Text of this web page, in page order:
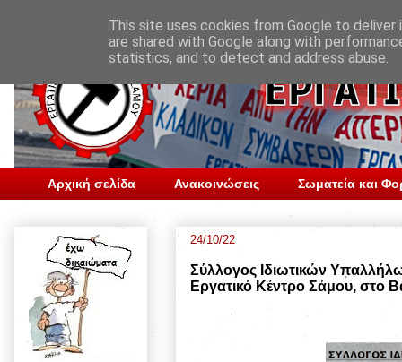
Αρχική σελίδα Ανακοινώσεις Σωματεία και
24/10/22
Σύλλογος Ιδιωτικών
Εργατικό Κέντρο Σάμου, στο
This site uses cookies from Google to
are shared with Google along with
statistics, and to detect and address abuse.